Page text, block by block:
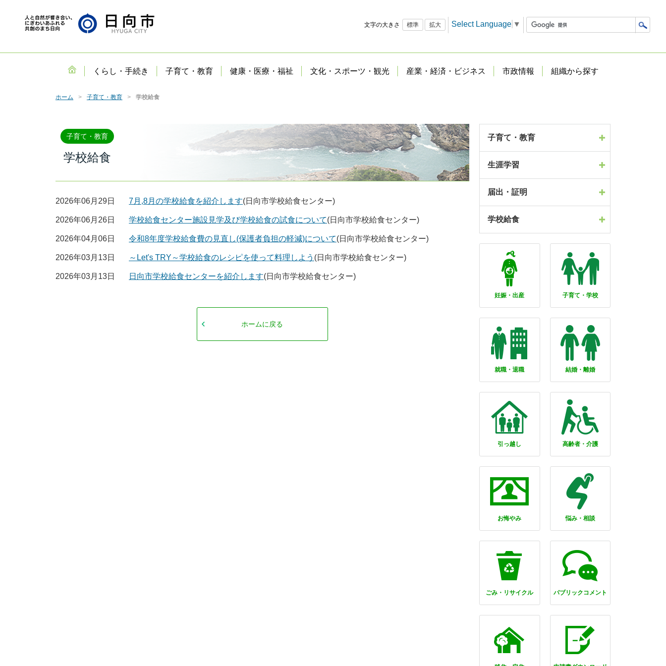
文字の大きさ 標準 拡大 Select Language ▼
くらし・手続き 子育て・教育 健康・医療・福祉 文化・スポーツ・観光 産業・経済・ビジネス 市政情報 組織から探す
ホーム 子育て・教育 学校給食
子育て・教育
学校給食
2026年06月29日 7月,8月の学校給食を紹介します(日向市学校給食センター)
2026年06月26日 学校給食センター施設見学及び学校給食の試食について(日向市学校給食センター)
2026年04月06日 令和8年度学校給食費の見直し(保護者負担の軽減)について(日向市学校給食センター)
2026年03月13日 ～Let's TRY～学校給食のレシピを使って料理しよう (日向市学校給食センター)
2026年03月13日 日向市学校給食センターを紹介します(日向市学校給食センター)
ホームに戻る
子育て・教育
生涯学習
届出・証明
学校給食
妊娠・出産 子育て・学校
就職・退職 結婚・離婚
引っ越し 高齢者・介護
お悔やみ 悩み・相談
ごみ・リサイクル パブリックコメント